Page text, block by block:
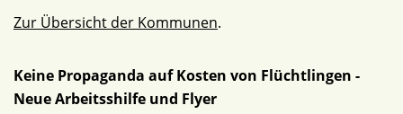
Zur Übersicht der Kommunen.
Keine Propaganda auf Kosten von Flüchtlingen -
Neue Arbeitsshilfe und Flyer